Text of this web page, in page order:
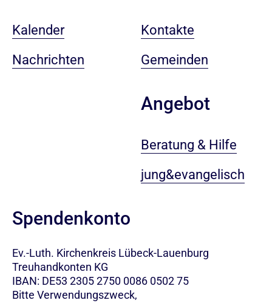
Kalender
Nachrichten
Kontakte
Gemeinden
Angebot
Beratung & Hilfe
jung&evangelisch
Spendenkonto
Ev.-Luth. Kirchenkreis Lübeck-Lauenburg
Treuhandkonten KG
IBAN: DE53 2305 2750 0086 0502 75
Bitte Verwendungszweck,